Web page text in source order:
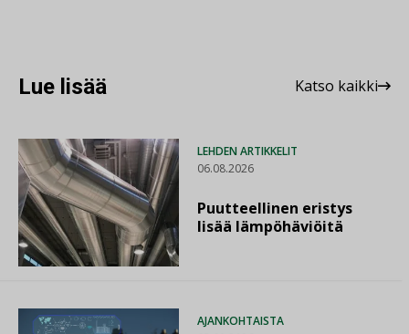
Lue lisää Katso kaikki
LEHDEN ARTIKKELIT
06.08.2026
Puutteellinen eristys
lisää lämpöhäviöitä
AJANKOHTAISTA